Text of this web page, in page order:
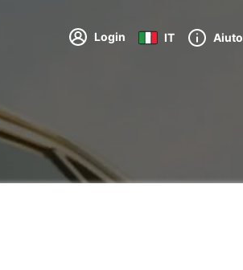
Login IT Aiuto